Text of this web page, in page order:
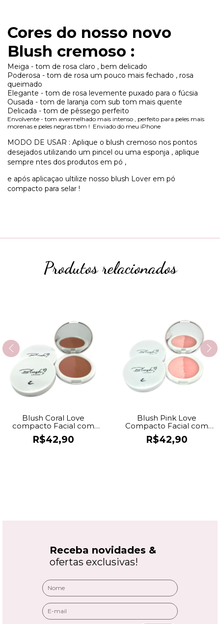
Cores do nosso novo
Blush cremoso :
Meiga - tom de rosa claro , bem delicado
Poderosa - tom de rosa um pouco mais fechado , rosa
queimado
Elegante - tom de rosa levemente puxado para o fúcsia
Ousada - tom de laranja com sub tom mais quente
Delicada - tom de pêssego perfeito
Envolvente - tom avermelhado mais intenso , perfeito para peles mais
morenas e peles negras tbm ! Enviado do meu iPhone
MODO DE USAR : Aplique o blush cremoso nos pontos
desejados utilizando um pincel ou uma esponja , aplique
sempre ntes dos produtos em pó ,
e após aplicaçao ultilize nosso blush Lover em pó
compacto para selar !
Produtos relacionados
Blush Coral Love
compacto Facial com
Brilho
R$42,90
Blush Pink Love
Compacto Facial com
Brilho
R$42,90
Receba novidades &
ofertas exclusivas!